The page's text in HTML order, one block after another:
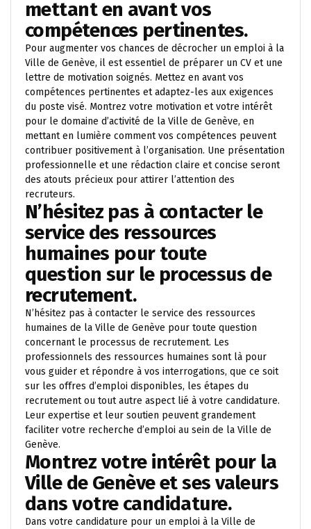
mettant en avant vos
compétences pertinentes.
Pour augmenter vos chances de décrocher un emploi à la
Ville de Genève, il est essentiel de préparer un CV et une
lettre de motivation soignés. Mettez en avant vos
compétences pertinentes et adaptez-les aux exigences
du poste visé. Montrez votre motivation et votre intérêt
pour le domaine d’activité de la Ville de Genève, en
mettant en lumière comment vos compétences peuvent
contribuer positivement à l’organisation. Une présentation
professionnelle et une rédaction claire et concise seront
des atouts précieux pour attirer l’attention des
recruteurs.
N’hésitez pas à contacter le
service des ressources
humaines pour toute
question sur le processus de
recrutement.
N’hésitez pas à contacter le service des ressources
humaines de la Ville de Genève pour toute question
concernant le processus de recrutement. Les
professionnels des ressources humaines sont là pour
vous guider et répondre à vos interrogations, que ce soit
sur les offres d’emploi disponibles, les étapes du
recrutement ou tout autre aspect lié à votre candidature.
Leur expertise et leur soutien peuvent grandement
faciliter votre recherche d’emploi au sein de la Ville de
Genève.
Montrez votre intérêt pour la
Ville de Genève et ses valeurs
dans votre candidature.
Dans votre candidature pour un emploi à la Ville de